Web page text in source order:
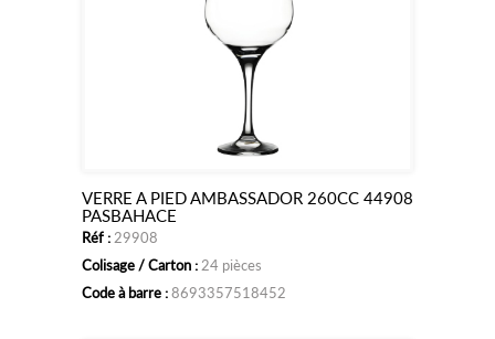
Ajouter
panier
VERRE A PIED AMBASSADOR 260CC 44908
PASBAHACE
Réf : 29908
Colisage / Carton : 24 pièces
Code à barre :8693357518452